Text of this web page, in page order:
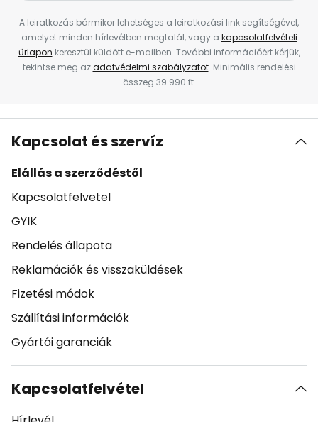
A leiratkozás bármikor lehetséges a leiratkozási link segítségével,
amelyet minden hírlevélben megtalál, vagy a kapcsolatfelvételi
űrlapon keresztül küldött e-mailben. További információért kérjük,
tekintse meg azadatvédelmi szabályzatot. Minimális rendelési
összeg 39 990 ft.
Kapcsolat és szervíz
Elállás a szerződéstől
Kapcsolatfelvetel
GYIK
Rendelés állapota
Reklamációk és visszaküldések
Fizetési módok
Szállítási információk
Gyártói garanciák
Kapcsolatfelvétel